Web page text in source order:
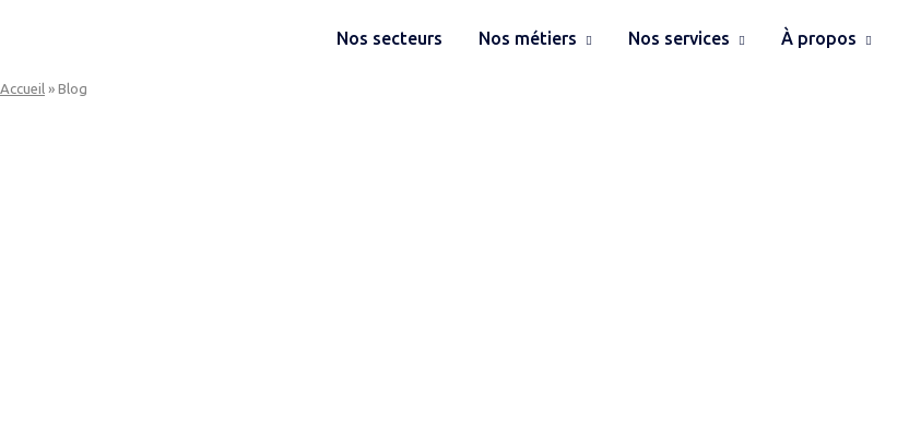
Nos secteurs Nos métiers Nos services À propos
Accueil » Blog